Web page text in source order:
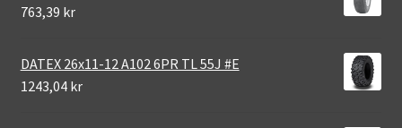
763,39 kr
DATEX 26x11-12 A102 6PR TL 55J #E
1243,04 kr